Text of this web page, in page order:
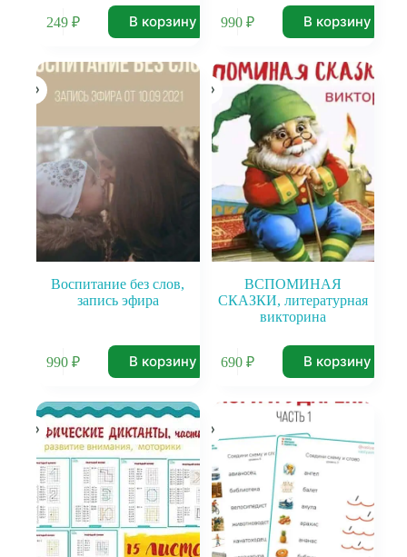
249 ₽ В корзину 990₽ В корзину
Воспитание без слов,
запись эфира
990 ₽ В корзину
ВСПОМИНАЯ
СКАЗКИ, литературная
викторина
690₽ В корзину